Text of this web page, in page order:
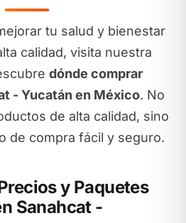
tu salud y bienestar
calidad, visita nuestra
dónde comprar
- Yucatán en México. No
de alta calidad, sino
de compra fácil y seguro.
y Paquetes
Sanahcat -